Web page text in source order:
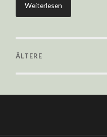
Weiterlesen
ÄLTERE